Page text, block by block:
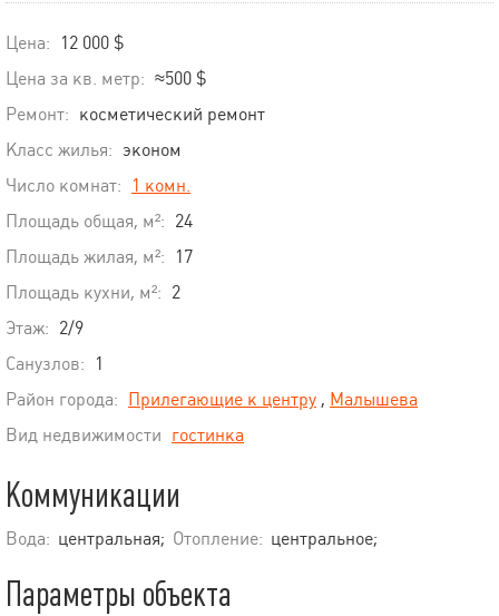
Цена:
12 000 $
Цена за кв. метр: ≈500 $
Ремонт: косметический ремонт
Класс жилья: эконом
Число комнат:
1 комн.
Площадь общая, м²: 24
Площадь жилая, м²:
17
Площадь кухни, м²: 2
Этаж: 2/9
Санузлов:
1
Район города: Прилегающие к центру , Малышева
Вид недвижимости гостинка
Коммуникации
Вода: центральная; Отопление: центральное;
Параметры объекта